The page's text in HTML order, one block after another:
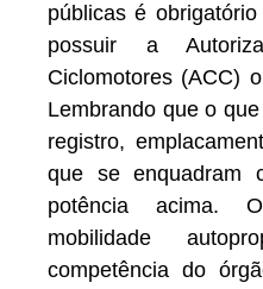
públicas é
possuir a
Ciclomotores (ACC)
Lembrando que o
registro,
que se enquadram
potência acima.
mobilidade
competência do